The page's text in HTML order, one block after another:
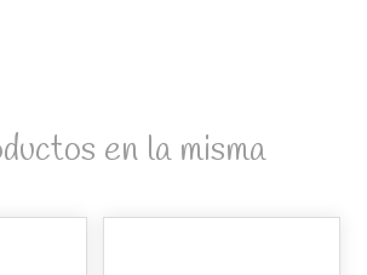
en la misma